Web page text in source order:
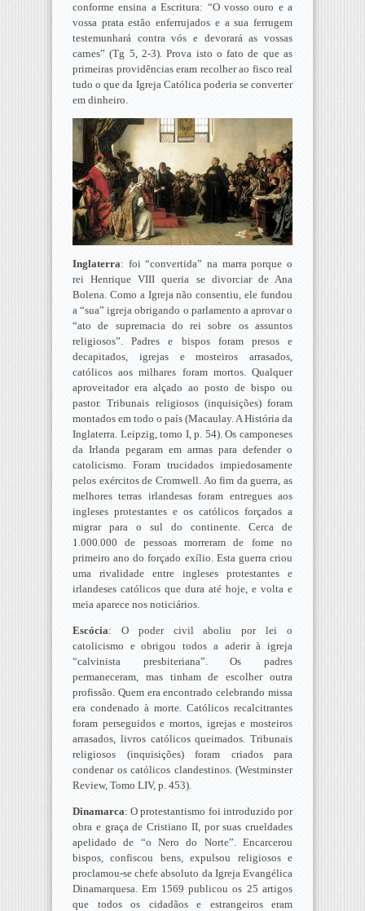
conforme ensina a Escritura: “O vosso ouro e a
vossa prata estão enferrujados e a sua ferrugem
testemunhará contra vós e devorará as vossas
carnes” (Tg 5, 2-3). Prova isto o fato de que as
primeiras providências eram recolher ao fisco real
tudo o que da Igreja Católica poderia se converter
em dinheiro.
Inglaterra: foi “convertida” na marra porque o
rei Henrique VIII queria se divorciar de Ana
Bolena. Como a Igreja não consentiu, ele fundou
a “sua” igreja obrigando o parlamento a aprovar o
“ato de supremacia do rei sobre os assuntos
religiosos”. Padres e bispos foram presos e
decapitados, igrejas e mosteiros arrasados,
católicos aos milhares foram mortos. Qualquer
aproveitador era alçado ao posto de bispo ou
pastor. Tribunais religiosos (inquisições) foram
montados em todo o país (Macaulay. A História da
Inglaterra. Leipzig, tomo I, p. 54). Os camponeses
da Irlanda pegaram em armas para defender o
catolicismo. Foram trucidados impiedosamente
pelos exércitos de Cromwell. Ao fim da guerra, as
melhores terras irlandesas foram entregues aos
ingleses protestantes e os católicos forçados a
migrar para o sul do continente. Cerca de
1.000.000 de pessoas morreram de fome no
primeiro ano do forçado exílio. Esta guerra criou
uma rivalidade entre ingleses protestantes e
irlandeses católicos que dura até hoje, e volta e
meia aparece nos noticiários.
Escócia: O poder civil aboliu por lei o
catolicismo e obrigou todos a aderir à igreja
“calvinista presbiteriana”. Os padres
permaneceram, mas tinham de escolher outra
profissão. Quem era encontrado celebrando missa
era condenado à morte. Católicos recalcitrantes
foram perseguidos e mortos, igrejas e mosteiros
arrasados, livros católicos queimados. Tribunais
religiosos (inquisições) foram criados para
condenar os católicos clandestinos. (Westminster
Review, Tomo LIV, p. 453).
Dinamarca: O protestantismo foi introduzido por
obra e graça de Cristiano II, por suas crueldades
apelidado de “o Nero do Norte”. Encarcerou
bispos, confiscou bens, expulsou religiosos e
proclamou-se chefe absoluto da Igreja Evangélica
Dinamarquesa. Em 1569 publicou os 25 artigos
que todos os cidadãos e estrangeiros eram